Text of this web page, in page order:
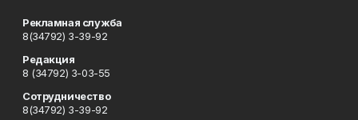
Рекламная служба
8(34792) 3-39-92
Редакция
8 (34792) 3-03-55
Сотрудничество
8(34792) 3-39-92